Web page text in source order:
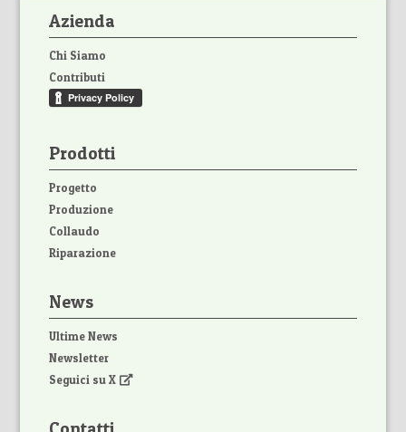
Azienda
Chi Siamo
Contributi
Prodotti
Progetto
Produzione
Collaudo
Riparazione
News
Ultime News
Newsletter
Seguici su X